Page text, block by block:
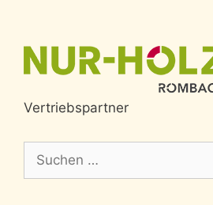
Vertriebspartner
Suche
nach: